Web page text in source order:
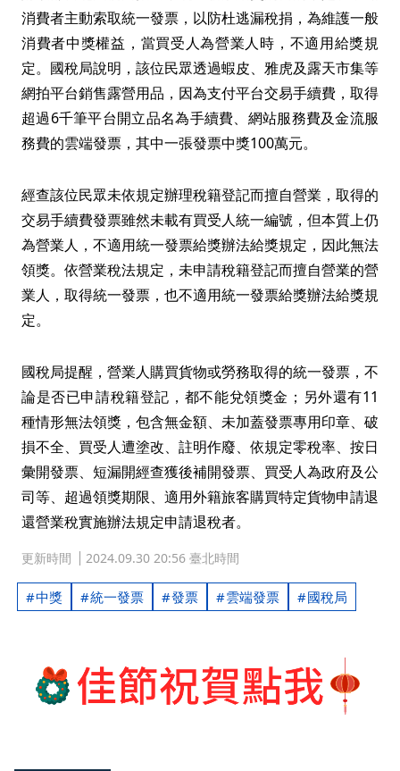
消費者主動索取統一發票，以防杜逃漏稅捐，為維護一般
消費者中獎權益，當買受人為營業人時，不適用給獎規
定。國稅局說明，該位民眾透過蝦皮、雅虎及露天市集等
網拍平台銷售露營用品，因為支付平台交易手續費，取得
超過6千筆平台開立品名為手續費、網站服務費及金流服
務費的雲端發票，其中一張發票中獎100萬元。
經查該位民眾未依規定辦理稅籍登記而擅自營業，取得的
交易手續費發票雖然未載有買受人統一編號，但本質上仍
為營業人，不適用統一發票給獎辦法給獎規定，因此無法
領獎。依營業稅法規定，未申請稅籍登記而擅自營業的營
業人，取得統一發票，也不適用統一發票給獎辦法給獎規
定。
國稅局提醒，營業人購買貨物或勞務取得的統一發票，不
論是否已申請稅籍登記，都不能兌領獎金；另外還有11
種情形無法領獎，包含無金額、未加蓋發票專用印章、破
損不全、買受人遭塗改、註明作廢、依規定零稅率、按日
彙開發票、短漏開經查獲後補開發票、買受人為政府及公
司等、超過領獎期限、適用外籍旅客購買特定貨物申請退
還營業稅實施辦法規定申請退稅者。
更新時間 2024.09.30 20:56 臺北時間
中獎 統一發票 發票 雲端發票 國稅局